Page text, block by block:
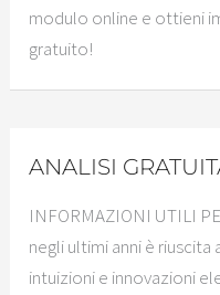
modulo online e ottieni
gratuito!
ANALISI
INFORMAZIONI UTILI
negli ultimi anni è
intuizioni e innovazioni